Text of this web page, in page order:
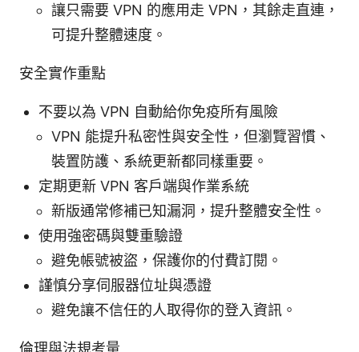
讓只需要 VPN 的應用走 VPN，其餘走直連，
可提升整體速度。
安全實作重點
不要以為 VPN 自動給你免疫所有風險
VPN 能提升私密性與安全性，但瀏覽習慣、
裝置防護、系統更新都同樣重要。
定期更新 VPN 客戶端與作業系統
新版通常修補已知漏洞，提升整體安全性。
使用強密碼與雙重驗證
避免帳號被盜，保護你的付費訂閱。
謹慎分享伺服器位址與憑證
避免讓不信任的人取得你的登入資訊。
倫理與法規考量